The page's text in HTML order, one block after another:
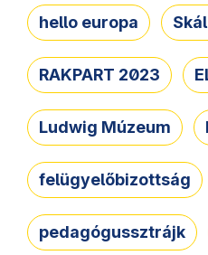
hello europa
RAKPART 2023
Ludwig Múzeum
felügyelőbizottság
pedagógussztrájk